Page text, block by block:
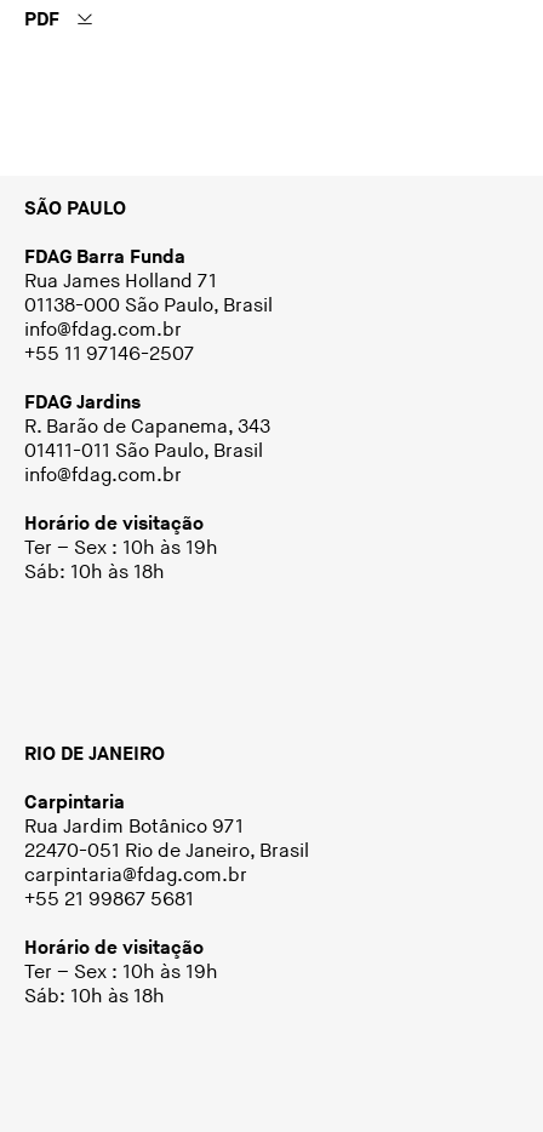
PDF
SÃO PAULO
FDAG Barra Funda
Rua James Holland 71
01138-000 São Paulo, Brasil
info@fdag.com.br
+55 11 97146-2507
FDAG Jardins
R. Barão de Capanema, 343
01411-011 São Paulo, Brasil
info@fdag.com.br
Horário de visitação
Ter – Sex : 10h às 19h
Sáb: 10h às 18h
RIO DE JANEIRO
Carpintaria
Rua Jardim Botânico 971
22470-051 Rio de Janeiro, Brasil
carpintaria@fdag.com.br
+55 21 99867 5681
Horário de visitação
Ter – Sex : 10h às 19h
Sáb: 10h às 18h